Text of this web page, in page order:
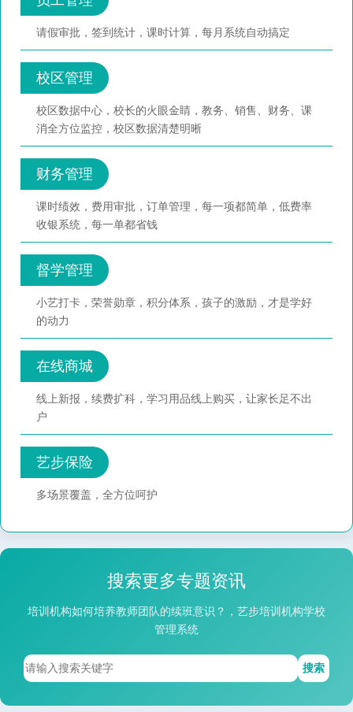
请假审批，签到统计，课时计算，每月系统自动搞定
校区管理
校区数据中心，校长的火眼金睛，教务、销售、财务、课
消全方位监控，校区数据清楚明晰
财务管理
课时绩效，费用审批，订单管理，每一项都简单，低费率
收银系统，每一单都省钱
督学管理
小艺打卡，荣誉勋章，积分体系，孩子的激励，才是学好
的动力
在线商城
线上新报，续费扩科，学习用品线上购买，让家长足不出
户
艺步保险
多场景覆盖，全方位呵护
搜索更多专题资讯
培训机构如何培养教师团队的续班意识？，艺步培训机构学校
管理系统
搜索